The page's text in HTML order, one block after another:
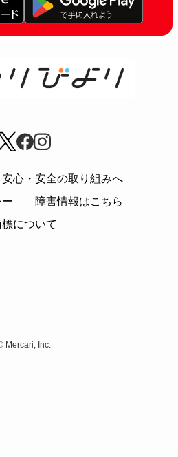
安心・安全の取り組みへ
障害情報はこちら
について
Mercari, Inc.